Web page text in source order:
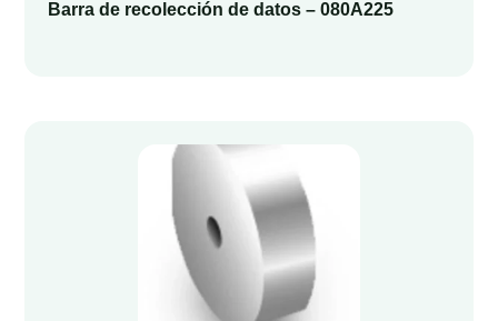
Barra de recolección de datos – 080A225